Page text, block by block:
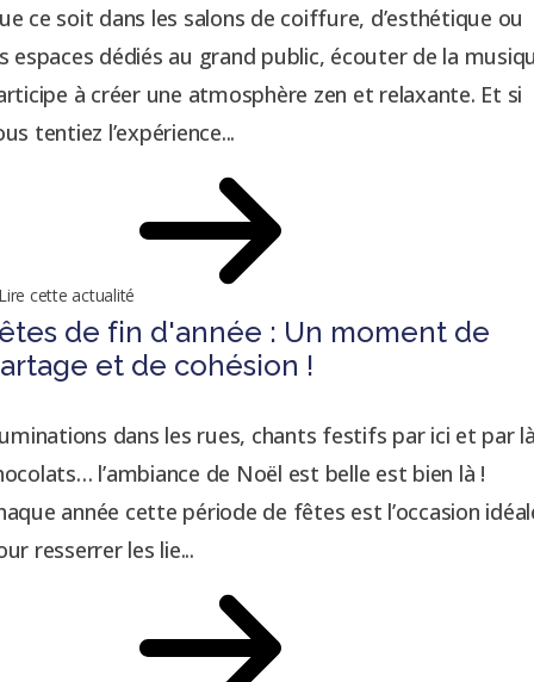
ce soit dans les salons de coiffure, d’esthétique ou
espaces dédiés au grand public, écouter de la
à créer une atmosphère zen et relaxante. Et si
tentiez l’expérience...
cette actualité
de fin d'année : Un moment de
et de cohésion !
dans les rues, chants festifs par ici et par
l’ambiance de Noël est belle est bien là !
année cette période de fêtes est l’occasion
resserrer les lie...